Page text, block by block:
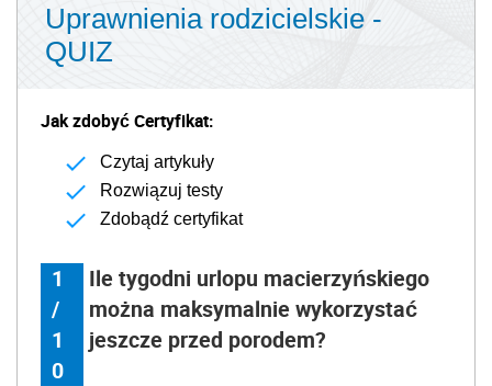
Uprawnienia rodzicielskie -
QUIZ
Jak zdobyć Certyfikat:
Czytaj artykuły
Rozwiązuj testy
Zdobądź certyfikat
1
/
1
0
Ile tygodni urlopu macierzyńskiego
można maksymalnie wykorzystać
jeszcze przed porodem?